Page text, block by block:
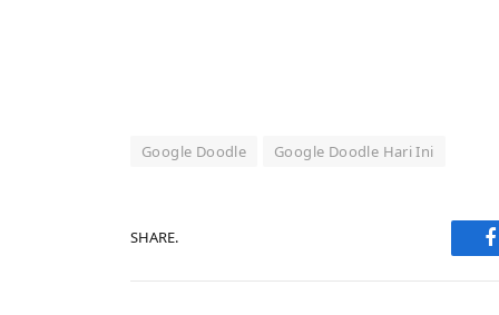
Google Doodle Google Doodle Hari Ini
SHARE.